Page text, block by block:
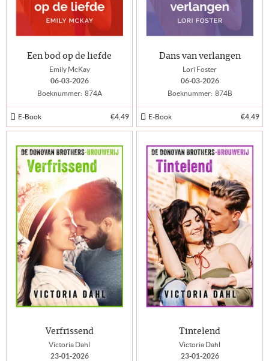
Een bod op de liefde
Emily McKay
06-03-2026
Boeknummer: 874A
E-Book €4,49
Dans van verlangen
Lori Foster
06-03-2026
Boeknummer: 874B
E-Book €4,49
Verfrissend
Victoria Dahl
23-01-2026
Tintelend
Victoria Dahl
23-01-2026